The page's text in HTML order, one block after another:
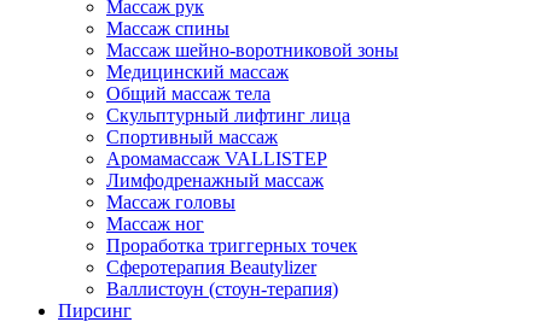
Массаж рук
Массаж спины
Массаж шейно-воротниковой зоны
Медицинский массаж
Общий массаж тела
Скульптурный лифтинг лица
Спортивный массаж
Аромамассаж VALLISTEP
Лимфодренажный массаж
Массаж головы
Массаж ног
Проработка триггерных точек
Сферотерапия Beautylizer
Валлистоун (стоун-терапия)
Пирсинг